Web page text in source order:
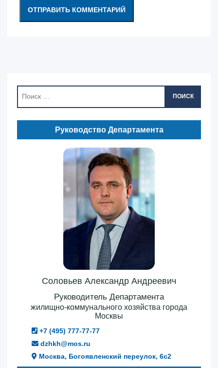
ПОИСК
Руководство Департамента
Соловьев Александр Андреевич
Руководитель Департамента
жилищно-коммунального хозяйства города
Москвы
+7 (495) 777-77-77
dzhkh@mos.ru
Москва, Богоявленский переулок, 6с2